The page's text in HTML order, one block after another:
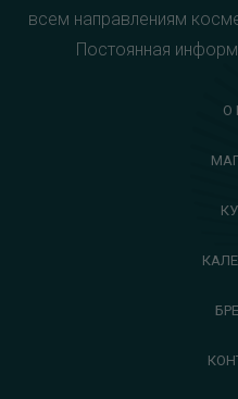
всем направлениям
Постоянная
О